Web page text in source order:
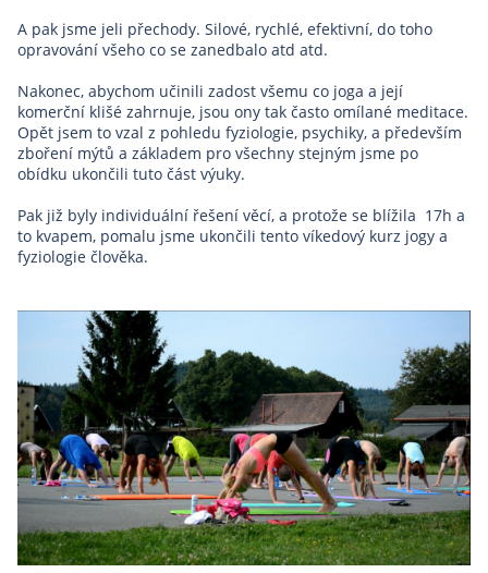
A pak jsme jeli přechody. Silové, rychlé, efektivní, do toho
opravování všeho co se zanedbalo atd atd.
Nakonec, abychom učinili zadost všemu co joga a její
komerční klišé zahrnuje, jsou ony tak často omílané meditace.
Opět jsem to vzal z pohledu fyziologie, psychiky, a především
zboření mýtů a základem pro všechny stejným jsme po
obídku ukončili tuto část výuky.
Pak již byly individuální řešení věcí, a protože se blížila 17h a
to kvapem, pomalu jsme ukončili tento víkedový kurz jogy a
fyziologie člověka.